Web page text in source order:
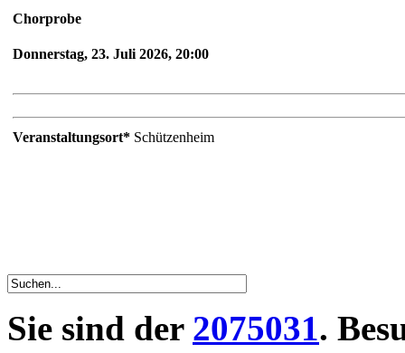
Chorprobe
Donnerstag, 23. Juli 2026, 20:00
Veranstaltungsort* Schützenheim
Sie sind der 2075031.